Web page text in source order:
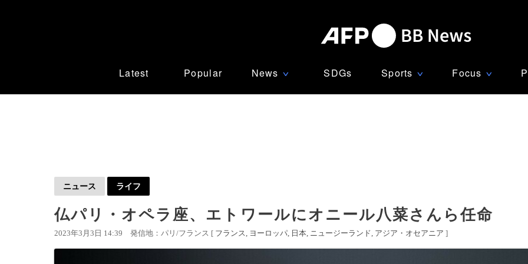
Latest Popular News ∨ SDGs Sports ∨ Focus ∨
ニュース ライフ
仏パリ・オペラ座、エトワールにオニール八菜さんら任命
2023年3月3日 14:39 発信地：パリ/フランス [ フランス ヨーロッパ 日本 ニュージーランド アジア・オセアニア ]